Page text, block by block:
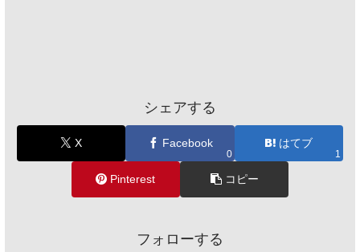
シェアする
X Facebook
0
はてブ
1
Pinterest コピー
フォローする